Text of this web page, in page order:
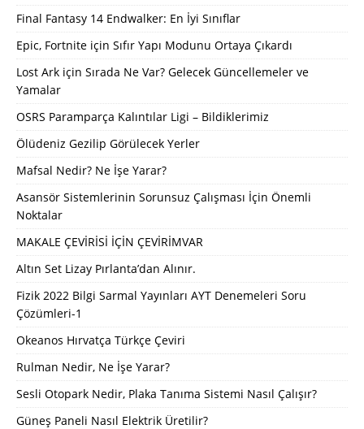
Final Fantasy 14 Endwalker: En İyi Sınıflar
Epic, Fortnite için Sıfır Yapı Modunu Ortaya Çıkardı
Lost Ark için Sırada Ne Var? Gelecek Güncellemeler ve
Yamalar
OSRS Paramparça Kalıntılar Ligi – Bildiklerimiz
Ölüdeniz Gezilip Görülecek Yerler
Mafsal Nedir? Ne İşe Yarar?
Asansör Sistemlerinin Sorunsuz Çalışması İçin Önemli
Noktalar
MAKALE ÇEVİRİSİ İÇİN ÇEVİRİMVAR
Altın Set Lizay Pırlanta’dan Alınır.
Fizik 2022 Bilgi Sarmal Yayınları AYT Denemeleri Soru
Çözümleri-1
Okeanos Hırvatça Türkçe Çeviri
Rulman Nedir, Ne İşe Yarar?
Sesli Otopark Nedir, Plaka Tanıma Sistemi Nasıl Çalışır?
Güneş Paneli Nasıl Elektrik Üretilir?